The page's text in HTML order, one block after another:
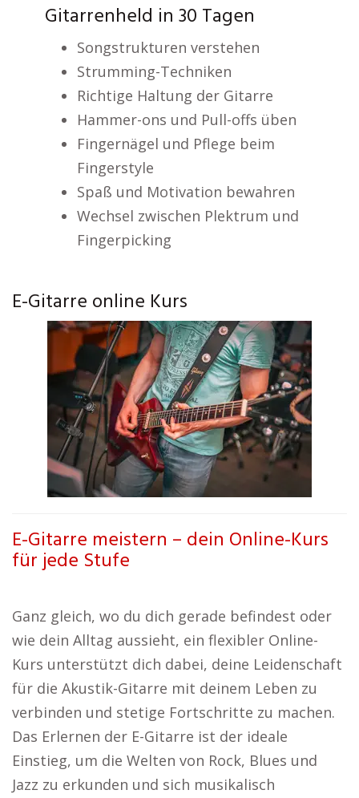
Gitarrenheld in 30 Tagen
Songstrukturen verstehen
Strumming-Techniken
Richtige Haltung der Gitarre
Hammer-ons und Pull-offs üben
Fingernägel und Pflege beim
Fingerstyle
Spaß und Motivation bewahren
Wechsel zwischen Plektrum und
Fingerpicking
E-Gitarre online Kurs
E-Gitarre meistern – dein Online-Kurs
für jede Stufe
Ganz gleich, wo du dich gerade befindest oder
wie dein Alltag aussieht, ein flexibler Online-
Kurs unterstützt dich dabei, deine Leidenschaft
für die Akustik-Gitarre mit deinem Leben zu
verbinden und stetige Fortschritte zu machen.
Das Erlernen der E-Gitarre ist der ideale
Einstieg, um die Welten von Rock, Blues und
Jazz zu erkunden und sich musikalisch